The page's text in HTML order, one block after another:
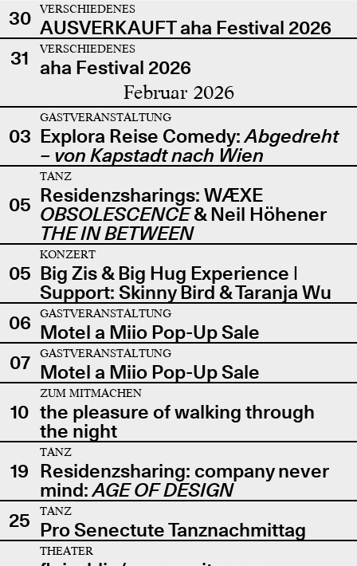
30
VERSCHIEDENES
AUSVERKAUFT aha Festival 2026
31
VERSCHIEDENES
aha Festival 2026
Februar 2026
03
GASTVERANSTALTUNG
Explora Reise Comedy:Abgedreht
– von Kapstadt nach Wien
05
TANZ
Residenzsharings: WÆXE
OBSOLESCENCE& Neil Höhener
THE IN BETWEEN
05
KONZERT
Big Zis & Big Hug Experience |
Support: Skinny Bird & Taranja Wu
06
GASTVERANSTALTUNG
Motel a Miio Pop-Up Sale
07
GASTVERANSTALTUNG
Motel a Miio Pop-Up Sale
10
ZUM MITMACHEN
the pleasure of walking through
the night
19
TANZ
Residenzsharing: company never
mind:AGE OF DESIGN
25
TANZ
Pro Senectute Tanznachmittag
THEATER